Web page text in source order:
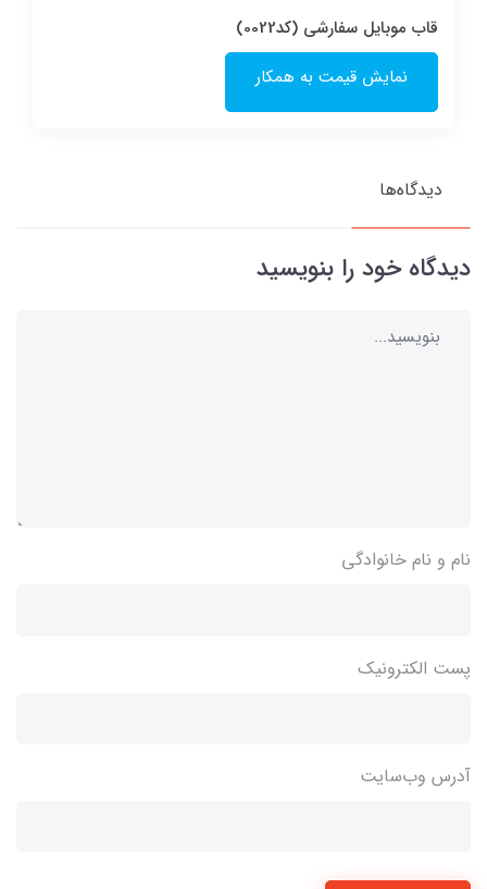
قاب موبایل سفارشی (کد0022)
نمایش قیمت به همکار
دیدگاه‌ها
دیدگاه خود را بنویسید
نام و نام خانوادگی
پست الکترونیک
آدرس وب‌سایت